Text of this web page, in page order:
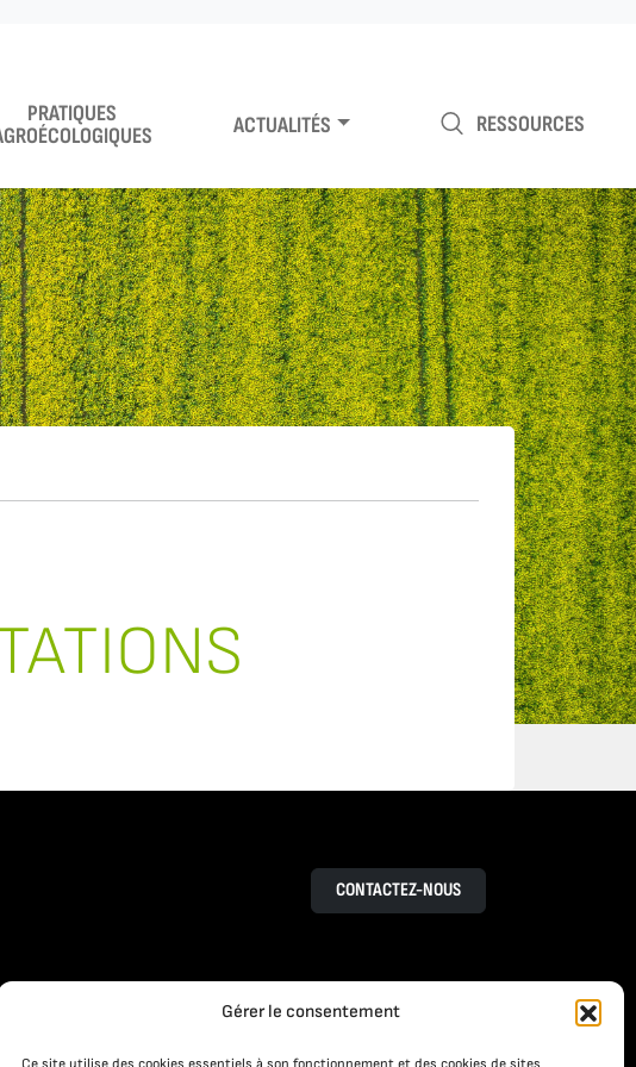
Gérer le consentement
PRATIQUES
ACTUALITÉS RESSOURCES
CONTACTEZ-NOUS